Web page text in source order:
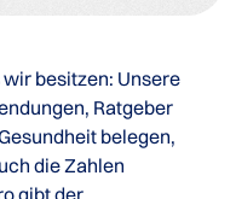
besitzen: Unsere
Ratgeber
belegen,
die Zahlen
gibt der